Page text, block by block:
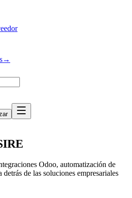
→
Odoo, automatización de
de las soluciones empresariales